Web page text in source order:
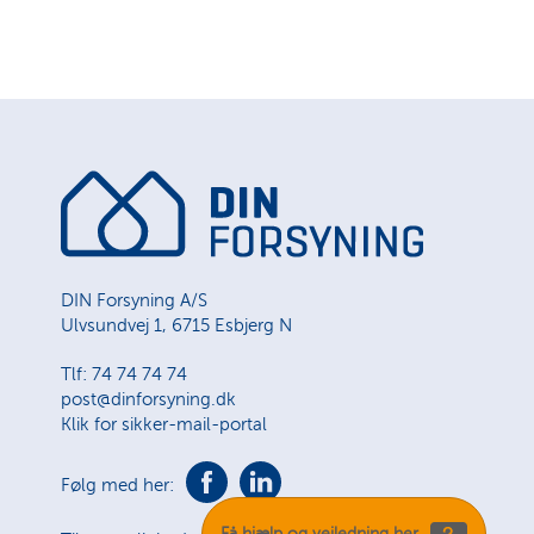
DIN Forsyning A/S
Ulvsundvej 1, 6715 Esbjerg N
Tlf: 74 74 74 74
post@dinforsyning.dk
Klik for sikker-mail-portal
Følg med her: